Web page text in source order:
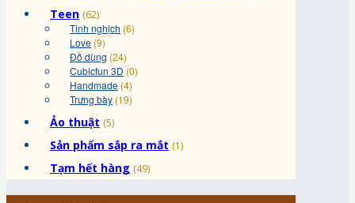
Teen (62)
Tinh nghịch (6)
Love (9)
Đồ dùng (24)
Cubicfun 3D (0)
Handmade (4)
Trưng bày (19)
Ảo thuật (5)
Sản phẩm sắp ra mắt (1)
Tạm hết hàng (49)